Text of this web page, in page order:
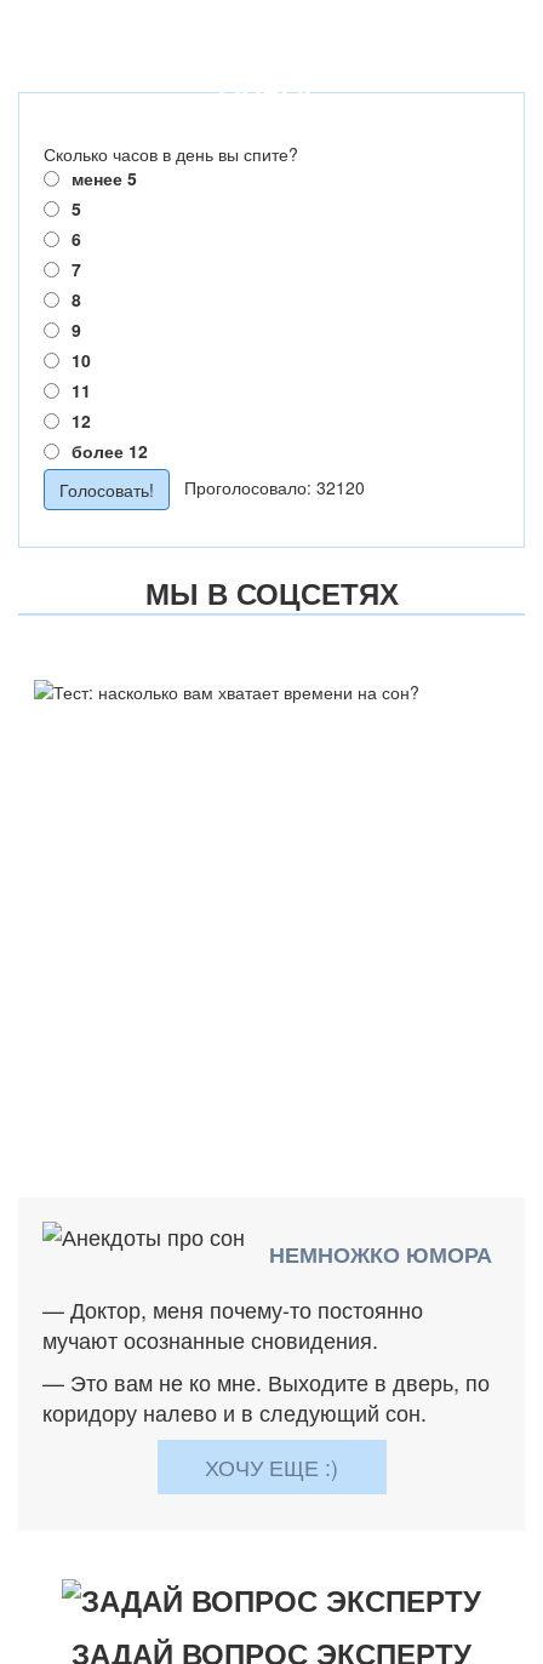
ОПРОС
Сколько часов в день вы спите?
менее 5
5
6
7
8
9
10
11
12
более 12
Проголосовало: 32120
МЫ В СОЦСЕТЯХ
НЕМНОЖКО ЮМОРА
— Доктор, меня почему-то постоянно
мучают осознанные сновидения.
— Это вам не ко мне. Выходите в дверь, по
коридору налево и в следующий сон.
ХОЧУ ЕЩЕ :)
ЗАДАЙ ВОПРОС ЭКСПЕРТУ